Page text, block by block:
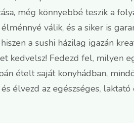
még könnyebbé teszik a
válik, és a siker is
a sushi házilag igazán
kedvelsz! Fedezd fel, milyen
ételt saját konyhádban,
élvezd az egészséges, laktató